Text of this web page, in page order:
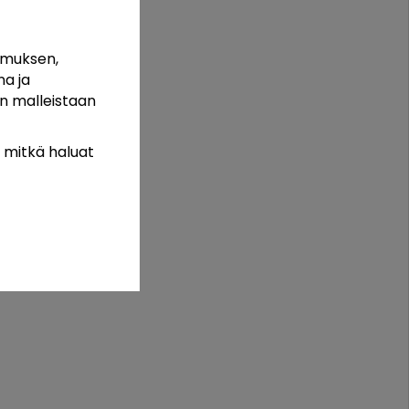
naarmuista, viilloista tai liasta.
Kasvatitpa kukkia, vihanneksia tai
ja
malleistaan
mitkä haluat